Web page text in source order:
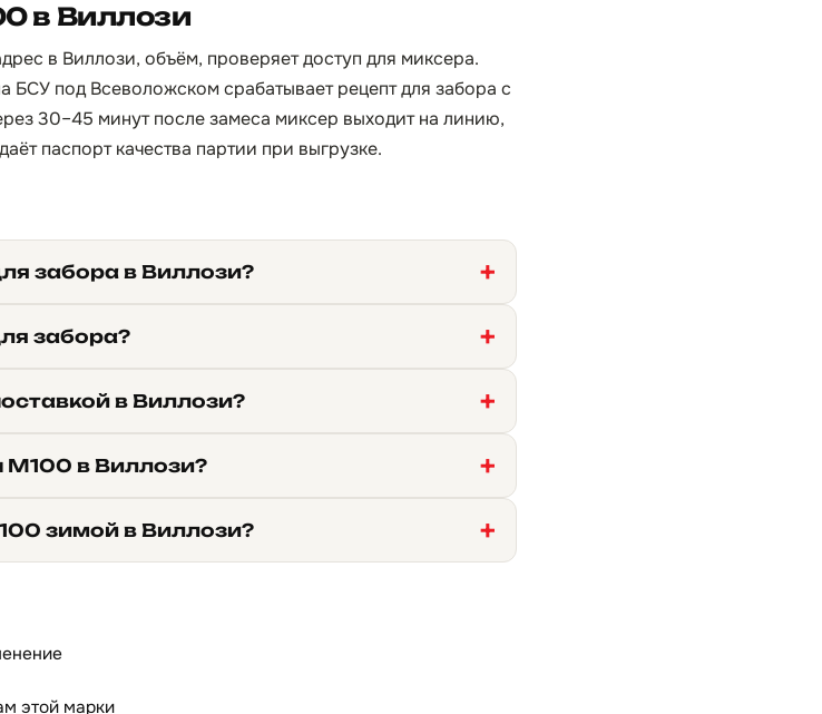
в Виллози
в Виллози, объём, проверяет доступ для миксера.
под Всеволожском срабатывает рецепт для забора с
30–45 минут после замеса миксер выходит на линию,
паспорт качества партии при выгрузке.
забора в Виллози?
забора?
в Виллози?
М100 в Виллози?
зимой в Виллози?
этой марки